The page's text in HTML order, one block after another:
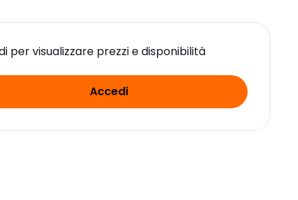
per visualizzare prezzi e disponibilità
Accedi